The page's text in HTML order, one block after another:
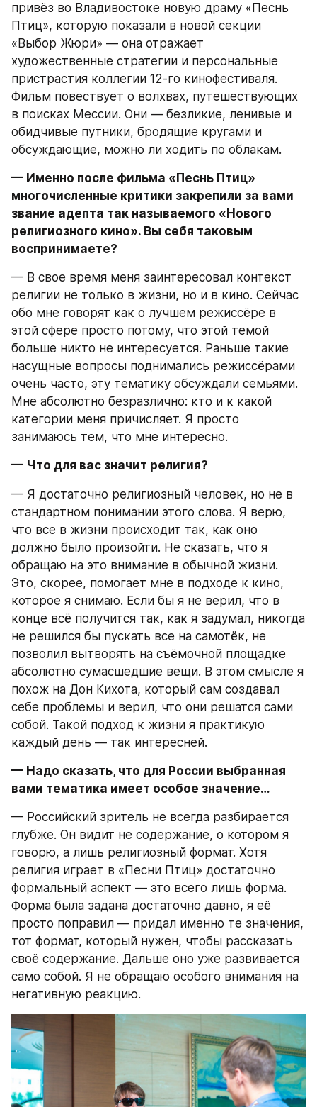
привёз во Владивостоке новую драму «Песнь
Птиц», которую показали в новой секции
«Выбор Жюри» — она отражает
художественные стратегии и персональные
пристрастия коллегии 12-го кинофестиваля.
Фильм повествует о волхвах, путешествующих
в поисках Мессии. Они — безликие, ленивые и
обидчивые путники, бродящие кругами и
обсуждающие, можно ли ходить по облакам.
— Именно после фильма «Песнь Птиц»
многочисленные критики закрепили за вами
звание адепта так называемого «Нового
религиозного кино». Вы себя таковым
воспринимаете?
— В свое время меня заинтересовал контекст
религии не только в жизни, но и в кино. Сейчас
обо мне говорят как о лучшем режиссёре в
этой сфере просто потому, что этой темой
больше никто не интересуется. Раньше такие
насущные вопросы поднимались режиссёрами
очень часто, эту тематику обсуждали семьями.
Мне абсолютно безразлично: кто и к какой
категории меня причисляет. Я просто
занимаюсь тем, что мне интересно.
— Что для вас значит религия?
— Я достаточно религиозный человек, но не в
стандартном понимании этого слова. Я верю,
что все в жизни происходит так, как оно
должно было произойти. Не сказать, что я
обращаю на это внимание в обычной жизни.
Это, скорее, помогает мне в подходе к кино,
которое я снимаю. Если бы я не верил, что в
конце всё получится так, как я задумал, никогда
не решился бы пускать все на самотёк, не
позволил вытворять на съёмочной площадке
абсолютно сумасшедшие вещи. В этом смысле я
похож на Дон Кихота, который сам создавал
себе проблемы и верил, что они решатся сами
собой. Такой подход к жизни я практикую
каждый день — так интересней.
— Надо сказать, что для России выбранная
вами тематика имеет особое значение…
— Российский зритель не всегда разбирается
глубже. Он видит не содержание, о котором я
говорю, а лишь религиозный формат. Хотя
религия играет в «Песни Птиц» достаточно
формальный аспект — это всего лишь форма.
Форма была задана достаточно давно, я её
просто поправил — придал именно те значения,
тот формат, который нужен, чтобы рассказать
своё содержание. Дальше оно уже развивается
само собой. Я не обращаю особого внимания на
негативную реакцию.